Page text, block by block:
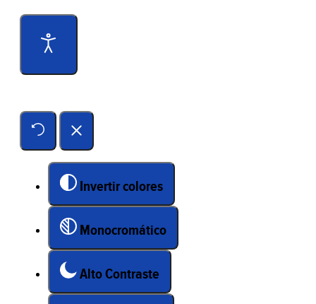
Invertir colores
Monocromático
Alto Contraste